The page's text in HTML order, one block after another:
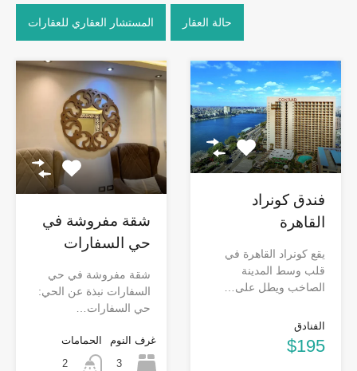
حالة العقار المستشار العقاري للعقارات
فندق كونراد
القاهرة
يقع كونراد القاهرة في
قلب وسط المدينة
الصاخب ويطل على…
الفنادق
$195
شقة مفروشة في
حي السفارات
شقة مفروشة في حي
السفارات نبذة عن الحي:
حي السفارات…
غرف النوم
3
الحمامات
2